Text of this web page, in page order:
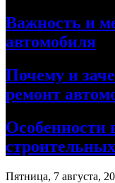
Важность и
автомобиля
Почему и
ремонт
Особенности
Пятница, 7 августа,